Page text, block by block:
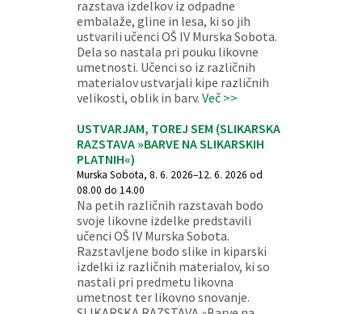
razstava izdelkov iz odpadne
embalaže, gline in lesa, ki so jih
ustvarili učenci OŠ IV Murska Sobota.
Dela so nastala pri pouku likovne
umetnosti. Učenci so iz različnih
materialov ustvarjali kipe različnih
velikosti, oblik in barv. Več >>
USTVARJAM, TOREJ SEM (SLIKARSKA
RAZSTAVA »BARVE NA SLIKARSKIH
PLATNIH«)
Murska Sobota, 8. 6. 2026–12. 6. 2026 od
08.00 do 14.00
Na petih različnih razstavah bodo
svoje likovne izdelke predstavili
učenci OŠ IV Murska Sobota.
Razstavljene bodo slike in kiparski
izdelki iz različnih materialov, ki so
nastali pri predmetu likovna
umetnost ter likovno snovanje.